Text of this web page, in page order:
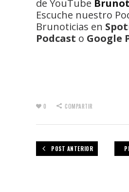
de YouTube
Escuche nuestro
Brunoticias en
Podcast o Google
0 COMPARTIR
POST ANTERIOR